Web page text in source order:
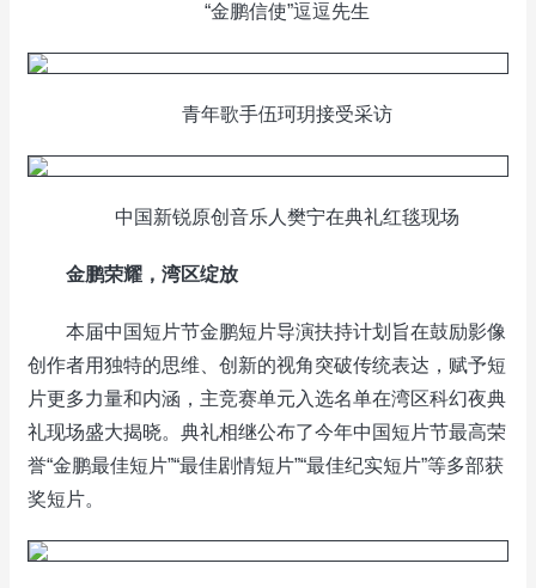
“金鹏信使”逗逗先生
青年歌手伍珂玥接受采访
中国新锐原创音乐人樊宁在典礼红毯现场
金鹏荣耀，湾区绽放
本届中国短片节金鹏短片导演扶持计划旨在鼓励影像
创作者用独特的思维、创新的视角突破传统表达，赋予短
片更多力量和内涵，主竞赛单元入选名单在湾区科幻夜典
礼现场盛大揭晓。典礼相继公布了今年中国短片节最高荣
誉“金鹏最佳短片”“最佳剧情短片”“最佳纪实短片”等多部获
奖短片。